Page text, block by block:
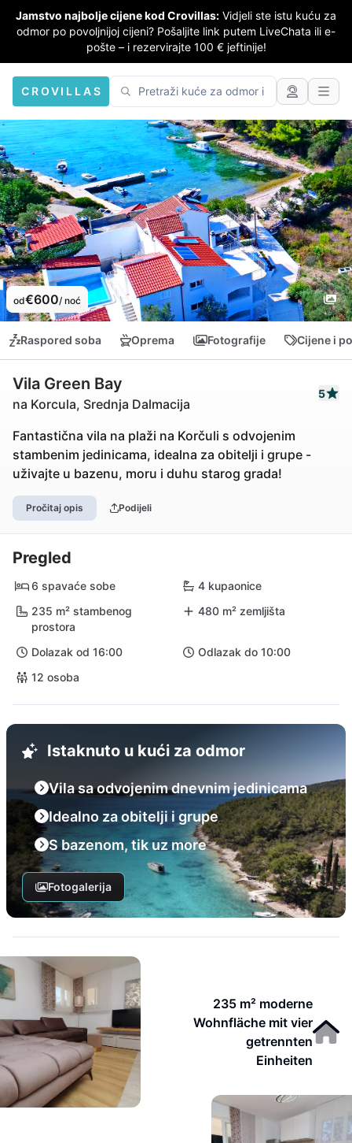
Jamstvo najbolje cijene kod Crovillas: Vidjeli ste istu kuću za
odmor po povoljnijoj cijeni? Pošaljite link putem LiveChata ili e-
pošte – i rezervirajte 100 € jeftinije!
CROVILLAS
od€600/ noć
Raspored soba Oprema Fotografije Cijene i
Vila Green Bay
na Korcula, Srednja Dalmacija
5
Fantastična vila na plaži na Korčuli s odvojenim
stambenim jedinicama, idealna za obitelji i grupe -
uživajte u bazenu, moru i duhu starog grada!
Pročitaj opis Podijeli
Pregled
6 spavaće sobe
4 kupaonice
235 m² stambenog
prostora
480 m² zemljišta
Dolazak od 16:00
Odlazak do 10:00
12 osoba
Istaknuto u kući za odmor
Vila sa odvojenim dnevnim jedinicama
Idealno za obitelji i grupe
S bazenom, tik uz more
Fotogalerija
235 m² moderne
Wohnfläche mit vier
getrennten
Einheiten